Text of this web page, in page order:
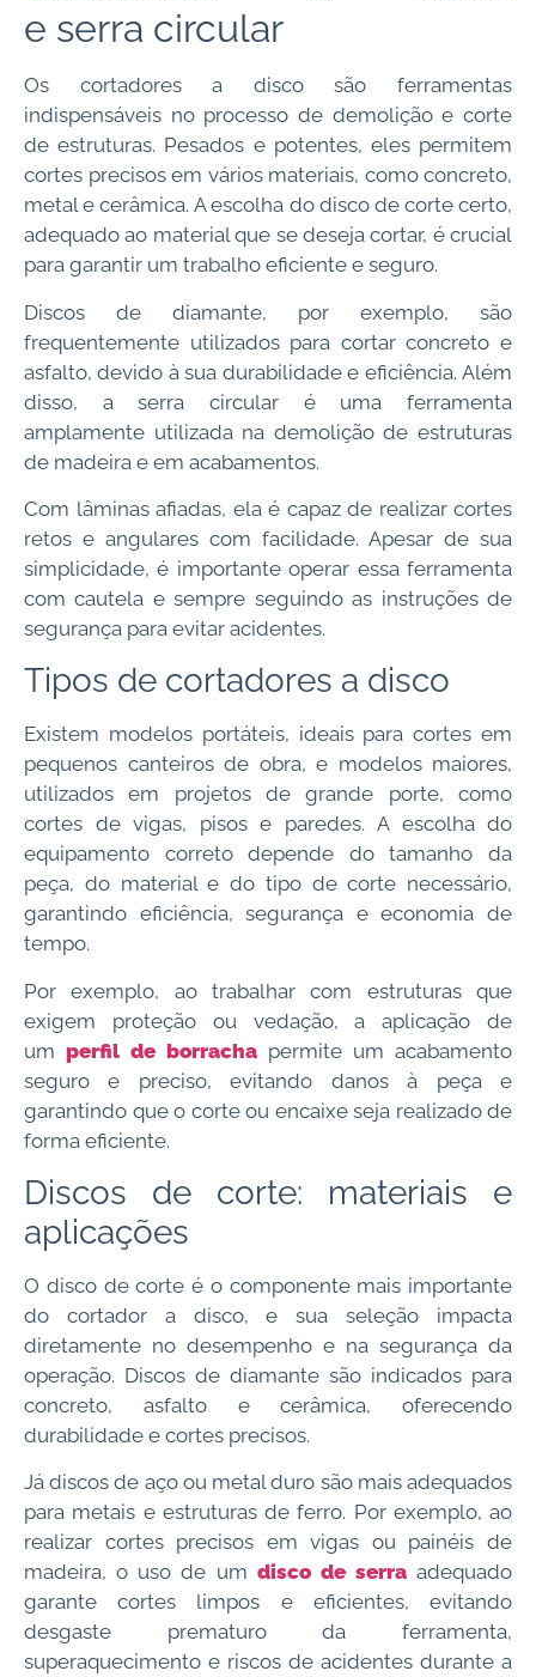
e serra circular
Os cortadores a disco são ferramentas
indispensáveis no processo de demolição e corte
de estruturas. Pesados e potentes, eles permitem
cortes precisos em vários materiais, como concreto,
metal e cerâmica. A escolha do disco de corte certo,
adequado ao material que se deseja cortar, é crucial
para garantir um trabalho eficiente e seguro.
Discos de diamante, por exemplo, são
frequentemente utilizados para cortar concreto e
asfalto, devido à sua durabilidade e eficiência. Além
disso, a serra circular é uma ferramenta
amplamente utilizada na demolição de estruturas
de madeira e em acabamentos.
Com lâminas afiadas, ela é capaz de realizar cortes
retos e angulares com facilidade. Apesar de sua
simplicidade, é importante operar essa ferramenta
com cautela e sempre seguindo as instruções de
segurança para evitar acidentes.
Tipos de cortadores a disco
Existem modelos portáteis, ideais para cortes em
pequenos canteiros de obra, e modelos maiores,
utilizados em projetos de grande porte, como
cortes de vigas, pisos e paredes. A escolha do
equipamento correto depende do tamanho da
peça, do material e do tipo de corte necessário,
garantindo eficiência, segurança e economia de
tempo.
Por exemplo, ao trabalhar com estruturas que
exigem proteção ou vedação, a aplicação de
um perfil de borracha permite um acabamento
seguro e preciso, evitando danos à peça e
garantindo que o corte ou encaixe seja realizado de
forma eficiente.
Discos de corte: materiais e
aplicações
O disco de corte é o componente mais importante
do cortador a disco, e sua seleção impacta
diretamente no desempenho e na segurança da
operação. Discos de diamante são indicados para
concreto, asfalto e cerâmica, oferecendo
durabilidade e cortes precisos.
Já discos de aço ou metal duro são mais adequados
para metais e estruturas de ferro. Por exemplo, ao
realizar cortes precisos em vigas ou painéis de
madeira, o uso de um disco de serraadequado
garante cortes limpos e eficientes, evitando
desgaste prematuro da ferramenta,
superaquecimento e riscos de acidentes durante a